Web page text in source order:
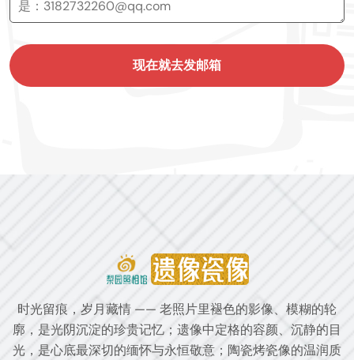
现在就去发邮箱
时光留痕，岁月藏情 —— 老照片里褪色的影像、模糊的轮
廓，是光阴沉淀的珍贵记忆；遗像中定格的容颜、沉静的目
光，是心底最深切的缅怀与永恒敬意；陶瓷烤瓷像的温润质